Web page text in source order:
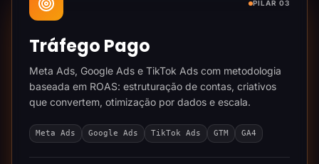
PILAR 03
Tráfego Pago
Meta Ads, Google Ads e TikTok Ads com metodologia
baseada em ROAS: estruturação de contas, criativos
que convertem, otimização por dados e escala.
Meta Ads Google Ads TikTok Ads GTM GA4